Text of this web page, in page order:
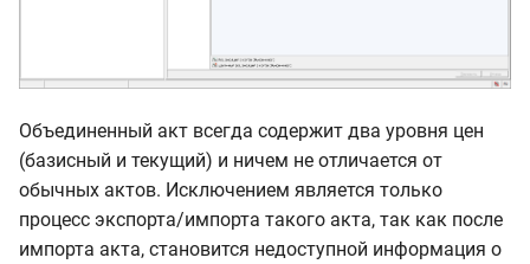
Объединенный акт всегда содержит два уровня цен
(базисный и текущий) и ничем не отличается от
обычных актов. Исключением является только
процесс экспорта/импорта такого акта, так как после
импорта акта, становится недоступной информация о